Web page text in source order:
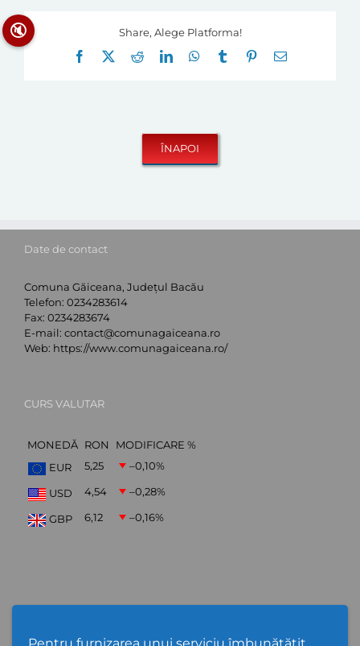
Share, Alege Platforma!
Facebook
RedditLinkedInWhatsApp
Tumblr Pinterest
E-
Date de contact
Comuna Găiceana, Județul Bacău
Telefon: 0234283614
Fax: 0234283674
E-mail: contact@comunagaiceana.ro
Web: https://www.comunagaiceana.ro/
CURS VALUTAR
MONEDĂ RON
MODIFICARE %
EUR
5,25 –0,10%
USD 4,54 –0,28%
GBP 6,12 –0,16%
🔇